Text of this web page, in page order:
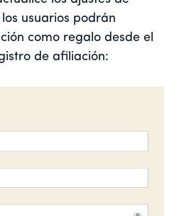
usuarios podrán
como regalo desde el
de afiliación: